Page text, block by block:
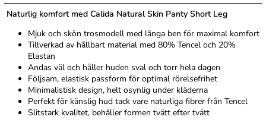
Naturlig komfort med Calida Natural Skin Panty Short Leg
Mjuk och skön trosmodell med långa ben för maximal komfort
Tillverkad av hållbart material med 80% Tencel och 20%
Elastan
Andas väl och håller huden sval och torr hela dagen
Följsam, elastisk passform för optimal rörelsefrihet
Minimalistisk design, helt osynlig under kläderna
Perfekt för känslig hud tack vare naturliga fibrer från Tencel
Slitstark kvalitet, behåller formen tvätt efter tvätt